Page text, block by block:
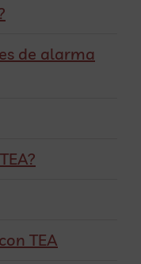
de alarma
TEA